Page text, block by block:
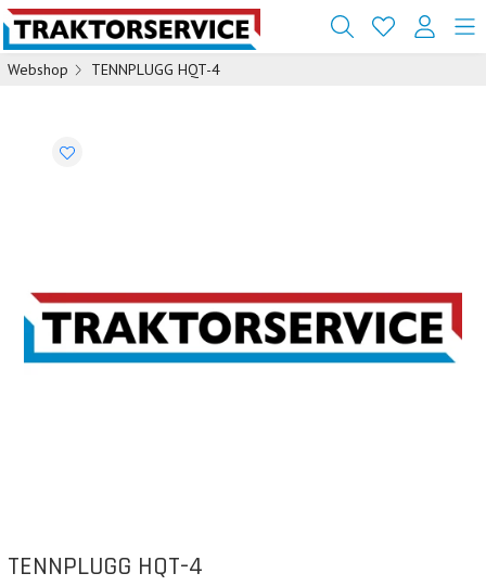
Webshop TENNPLUGG HQT-4
TENNPLUGG HQT-4